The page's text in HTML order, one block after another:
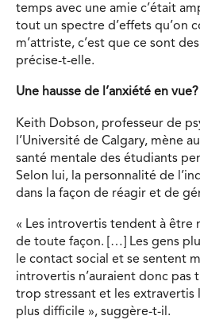
temps avec une amie c’était
tout un spectre d’effets qu’on
m’attriste, c’est que ce sont
précise-t-elle.
Une hausse de l’anxiété en vue?
Keith Dobson, professeur de
l’Université de Calgary, mène
santé mentale des étudiants
Selon lui, la personnalité de
dans la façon de réagir et de
« Les introvertis tendent à être
de toute façon. […] Les gens
le contact social et se sentent
introvertis n’auraient donc pas
trop stressant et les extravertis
plus difficile », suggère-t-il.